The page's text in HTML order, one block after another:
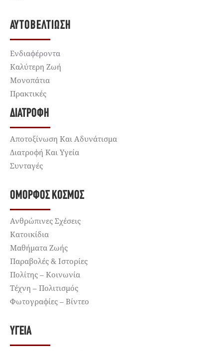
ΑΥΤΟΒΕΛΤΊΩΣΗ
Ενδιαφέροντα
Καλύτερη Ζωή
Μονοπάτια
Πρακτικές
ΔΙΑΤΡΟΦΉ
Αποτοξίνωση Και Αδυνάτισμα
Διατροφή Και Υγεία
Συνταγές
ΌΜΟΡΦΟΣ ΚΌΣΜΟΣ
Ανθρώπινες Σχέσεις
Κατοικίδια
Μαθήματα Ζωής
Παραβολές & Ιστορίες
Πολίτης – Κοινωνία
Τέχνη – Πολιτισμός
Φωτογραφίες – Βίντεο
ΥΓΕΊΑ